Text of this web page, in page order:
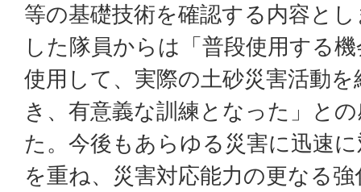
等の基礎技術を確認する内容と
した隊員からは「普段使用する
使用して、実際の土砂災害活動
き、有意義な訓練となった」と
た。今後もあらゆる災害に迅速
を重ね、災害対応能力の更なる